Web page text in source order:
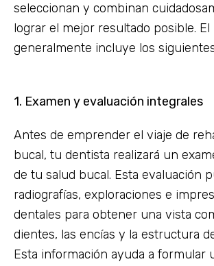
seleccionan y combinan
lograr el mejor resultado posible. El
generalmente incluye los
1. Examen y evaluación integrales
Antes de emprender el viaje de
bucal, tu dentista realizará un
de tu salud bucal. Esta evaluación
radiografías, exploraciones e
dentales para obtener una vista
dientes, las encías y la estructura
Esta información ayuda a formular